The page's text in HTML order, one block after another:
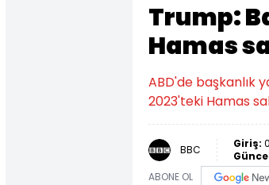
Trump:
Hamas
ABD'de başkanlık
2023'teki Hamas
BBC Giriş:
ABONE OL